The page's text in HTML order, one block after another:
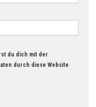
du dich mit der
durch diese Website